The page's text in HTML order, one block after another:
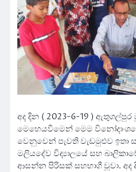
අද දින ( 2023-6-19 ) ඇතුගල්පුර
මෙහෙයවීමෙන් මෙම
වෙනුවෙන් පැවති වැඩමුළුව ඉතා
මලියදේව විද්‍යාලයේ සහ
ආසන්න පිරිසක් සහභාගී වූවා. අද